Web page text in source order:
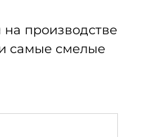
производстве
самые смелые